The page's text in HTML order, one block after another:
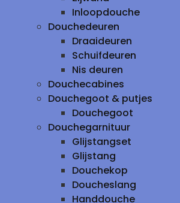
Inloopdouche
Douchedeuren
Draaideuren
Schuifdeuren
Nis deuren
Douchecabines
Douchegoot & putjes
Douchegoot
Douchegarnituur
Glijstangset
Glijstang
Douchekop
Doucheslang
Handdouche